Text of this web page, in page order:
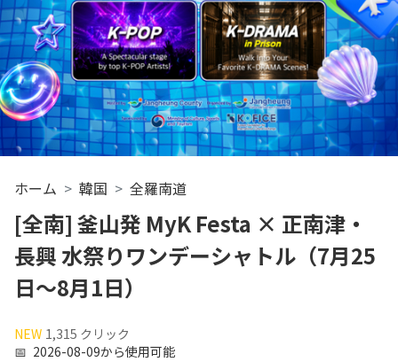
ホーム 韓国 全羅南道
[全南] 釜山発 MyK Festa × 正南津・
長興 水祭りワンデーシャトル（7月25
日～8月1日）
NEW 1,315 クリック
📅 2026-08-09から使用可能